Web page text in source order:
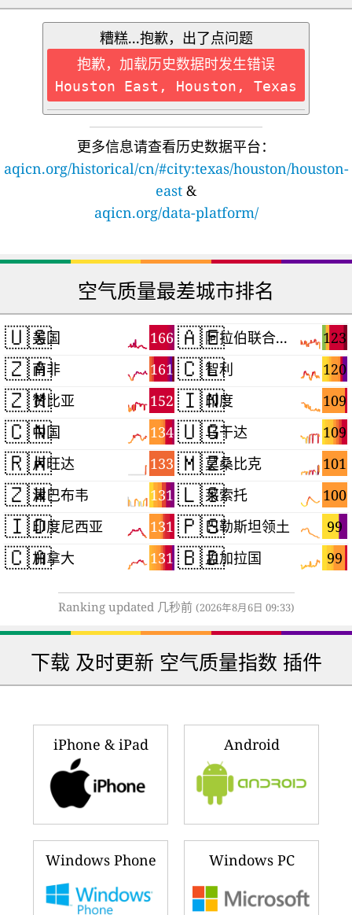
糟糕...抱歉，出了点问题
抱歉，加载历史数据时发生错误
Houston East, Houston, Texas
更多信息请查看历史数据平台：
aqicn.org/historical/cn/#city:texas/houston/houston-
east &
aqicn.org/data-platform/
空气质量最差城市排名
🇺🇸 166
美国
🇿🇦 161
南非
🇿🇲 152
赞比亚
🇨🇳 134
中国
🇷🇼 133
卢旺达
🇿🇼 131
津巴布韦
🇮🇩 131
印度尼西亚
🇨🇦 131
加拿大
🇦🇪 123
阿拉伯联合酋长国
🇨🇱 120
智利
🇮🇳 109
印度
🇺🇬 109
乌干达
🇲🇿 101
莫桑比克
🇱🇸 100
莱索托
🇵🇸 99
巴勒斯坦领土
🇧🇩 99
孟加拉国
Ranking updated 几秒前 (2026年8月6日 09:33)
下载 及时更新 空气质量指数 插件
iPhone & iPad Android
Windows Phone Windows PC